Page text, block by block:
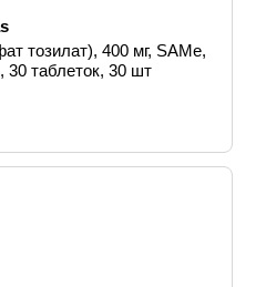
тозилат), 400 мг, SAMe,
30 таблеток, 30 шт